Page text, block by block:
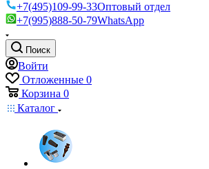
+7(495)109-99-33Оптовый отдел
+7(995)888-50-79WhatsApp
Поиск
Войти
Отложенные 0
Корзина 0
Каталог